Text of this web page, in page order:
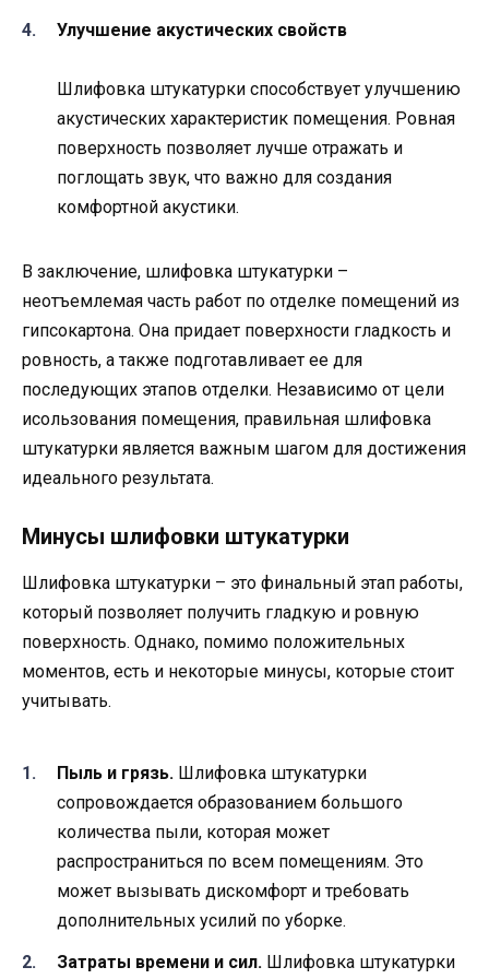
Улучшение акустических свойств
Шлифовка штукатурки способствует улучшению
акустических характеристик помещения. Ровная
поверхность позволяет лучше отражать и
поглощать звук, что важно для создания
комфортной акустики.
В заключение, шлифовка штукатурки –
неотъемлемая часть работ по отделке помещений из
гипсокартона. Она придает поверхности гладкость и
ровность, а также подготавливает ее для
последующих этапов отделки. Независимо от цели
исользования помещения, правильная шлифовка
штукатурки является важным шагом для достижения
идеального результата.
Минусы шлифовки штукатурки
Шлифовка штукатурки – это финальный этап работы,
который позволяет получить гладкую и ровную
поверхность. Однако, помимо положительных
моментов, есть и некоторые минусы, которые стоит
учитывать.
Пыль и грязь. Шлифовка штукатурки
сопровождается образованием большого
количества пыли, которая может
распространиться по всем помещениям. Это
может вызывать дискомфорт и требовать
дополнительных усилий по уборке.
Затраты времени и сил. Шлифовка штукатурки